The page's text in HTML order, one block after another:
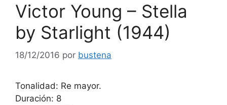
Victor Young – Stella
by Starlight (1944)
18/12/2016 por bustena
Tonalidad: Re mayor.
Duración: 8